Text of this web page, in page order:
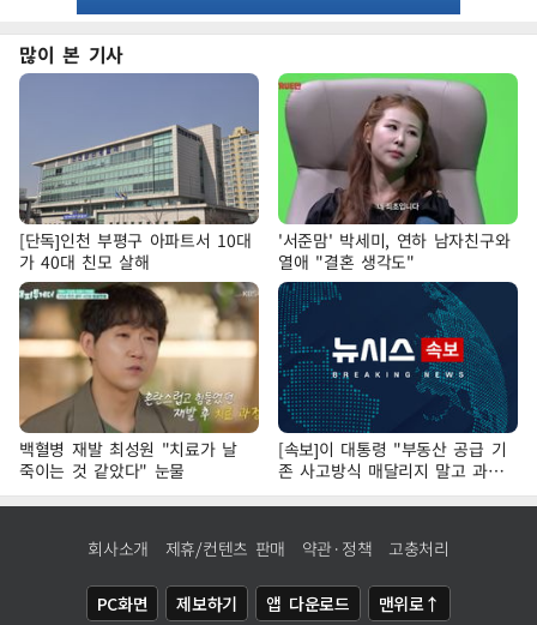
많이 본 기사
[단독]인천 부평구 아파트서 10대
가 40대 친모 살해
'서준맘' 박세미, 연하 남자친구와
열애 "결혼 생각도"
백혈병 재발 최성원 "치료가 날
죽이는 것 같았다" 눈물
[속보]이 대통령 "부동산 공급 기
존 사고방식 매달리지 말고 과감
히 실천"
회사소개 제휴/컨텐츠 판매 약관·정책 고충처리
PC화면 제보하기 앱 다운로드 맨위로↑